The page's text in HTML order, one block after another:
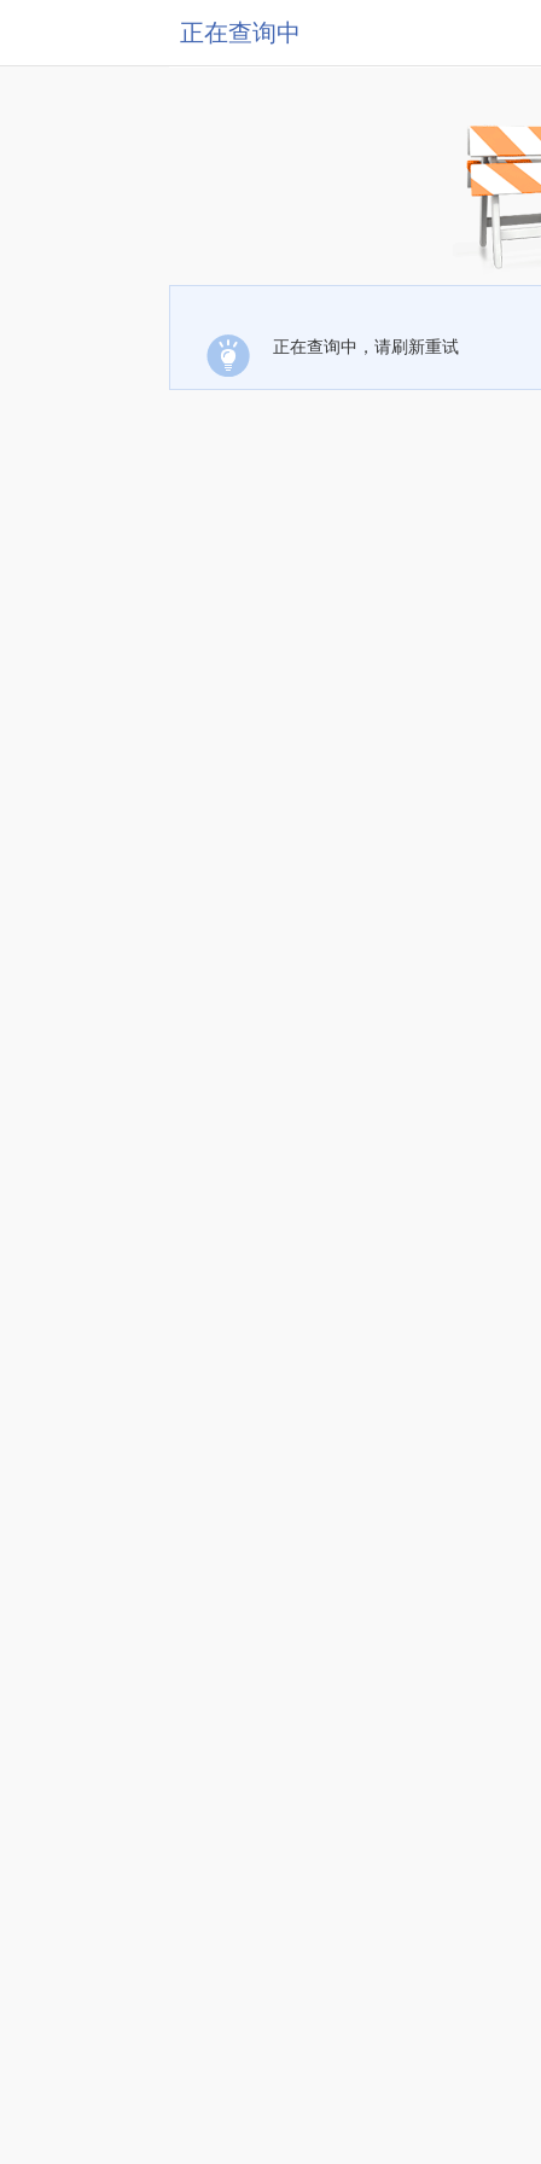
正在查询中
正在查询中，请刷新重试